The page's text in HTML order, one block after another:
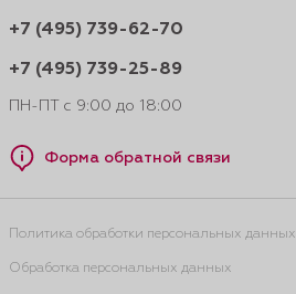
+7 (495) 739-62-70
+7 (495) 739-25-89
ПН-ПТ с 9:00 до 18:00
Форма обратной связи
Политика обработки персональных данных
Обработка персональных данных